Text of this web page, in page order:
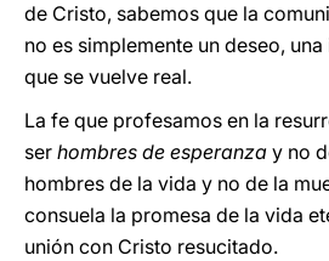
de Cristo, sabemos que la
no es simplemente un deseo,
que se vuelve real.
La fe que profesamos en la
ser hombres de esperanza y no
hombres de la vida y no de la
consuela la promesa de la vida
unión con Cristo resucitado.